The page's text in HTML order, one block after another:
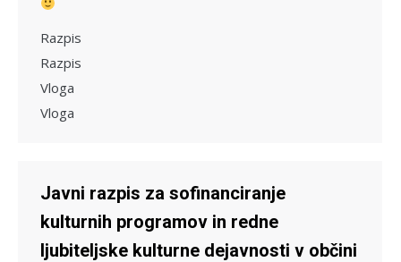
Razpis
Razpis
Vloga
Vloga
Javni razpis za sofinanciranje
kulturnih programov in redne
ljubiteljske kulturne dejavnosti v občini